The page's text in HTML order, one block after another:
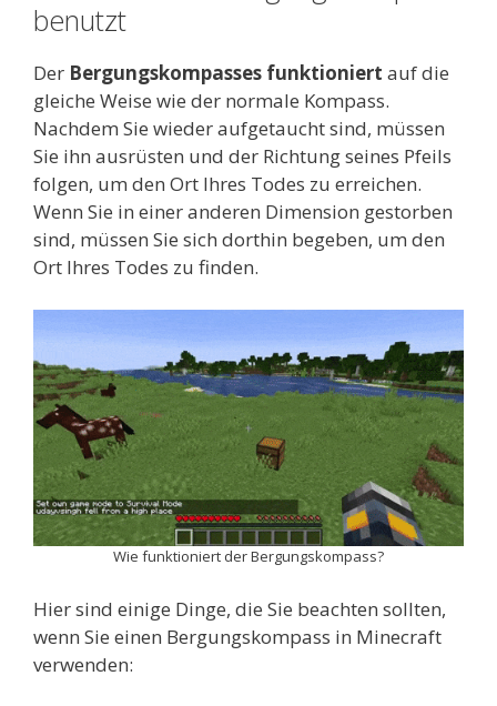
benutzt
Der Bergungskompasses funktioniert auf die
gleiche Weise wie der normale Kompass.
Nachdem Sie wieder aufgetaucht sind, müssen
Sie ihn ausrüsten und der Richtung seines Pfeils
folgen, um den Ort Ihres Todes zu erreichen.
Wenn Sie in einer anderen Dimension gestorben
sind, müssen Sie sich dorthin begeben, um den
Ort Ihres Todes zu finden.
Wie funktioniert der Bergungskompass?
Hier sind einige Dinge, die Sie beachten sollten,
wenn Sie einen Bergungskompass in Minecraft
verwenden: